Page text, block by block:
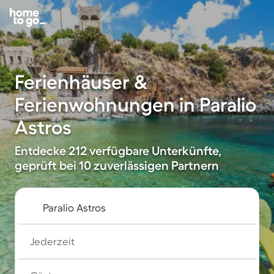
Ferienhäuser &
Ferienwohnungen in Paralio
Astros
Entdecke 212 verfügbare Unterkünfte,
geprüft bei 10 zuverlässigen Partnern
Jederzeit